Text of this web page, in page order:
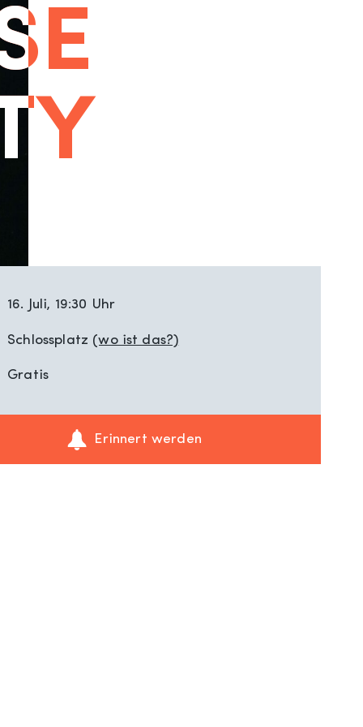
16. Juli, 19:30 Uhr
Schlossplatz (wo ist das?)
Gratis
Erinnert werden